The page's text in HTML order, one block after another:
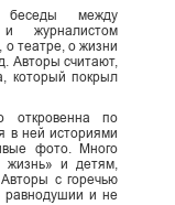
беседы между
журналистом
о театре, о жизни
Авторы считают,
который покрыл
откровенна по
в ней историями
фото. Много
жизнь» и детям,
с горечью
равнодушии и не